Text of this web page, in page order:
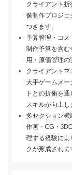
クライアント
像制作プロジ
つきます。
予算管理・コ
制作予算を含
用・原価管理の
クライアント
大手ゲームメ
トとの折衝を
スキルが向上し
多セクション
作画・CG・
理する経験に
クが形成されま